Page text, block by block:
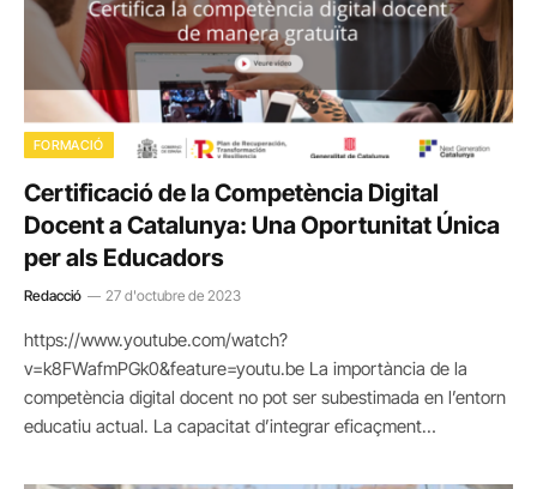
FORMACIÓ
Certificació de la Competència Digital
Docent a Catalunya: Una Oportunitat Única
per als Educadors
Redacció 27 d'octubre de 2023
https://www.youtube.com/watch?
v=k8FWafmPGk0&feature=youtu.be La importància de la
competència digital docent no pot ser subestimada en l’entorn
educatiu actual. La capacitat d’integrar eficaçment…